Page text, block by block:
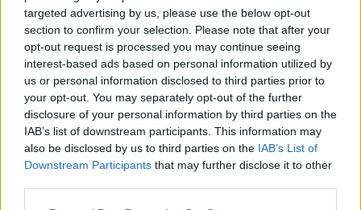
targeted advertising by us, please use the below opt-out
section to confirm your selection. Please note that after your
opt-out request is processed you may continue seeing
interest-based ads based on personal information utilized by
us or personal information disclosed to third parties prior to
your opt-out. You may separately opt-out of the further
disclosure of your personal information by third parties on the
IAB’s list of downstream participants. This information may
also be disclosed by us to third parties on the IAB’s List of
Downstream Participants that may further disclose it to other
világban? Jelentkezz most, és szerezz első kézből
befektetési ötleteket!
Információ és jelentkezés
Több mint 300 milliárd forint van a tíz
legnagyobb régiós alapban